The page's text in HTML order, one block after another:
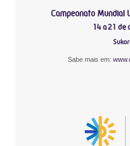
Campeonato Mundial
14 a 21 de
Sabe mais em: